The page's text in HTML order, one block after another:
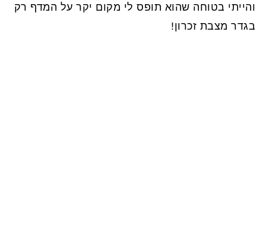
והייתי בטוחה שהוא תופס לי מקום יקר על המדף רק
בגדר מצבת זכרון!